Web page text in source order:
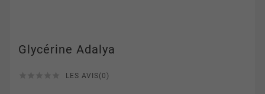
Glycérine Adalya
LES AVIS(0)